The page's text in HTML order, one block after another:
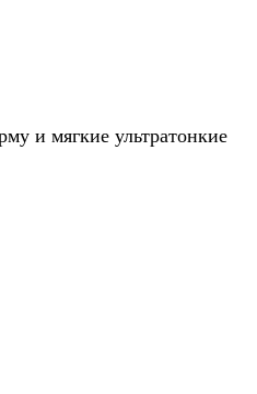
и мягкие ультратонкие